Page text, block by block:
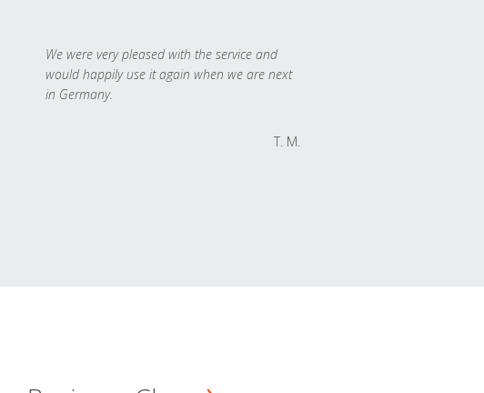
We were very pleased with the service and
would happily use it again when we are next
in Germany.
T. M.